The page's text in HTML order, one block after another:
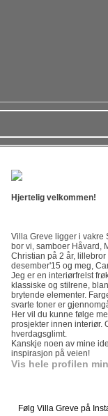
Hjertelig velkommen!
Villa Greve ligger i vakre
bor vi, samboer Håvard,
Christian på 2 år,
desember'15 og meg,
Jeg er en interiørfrelst
klassiske og stilrene,
brytende elementer.
svarte toner er
Her vil du kunne følge
prosjekter innen interiør.
hverdagsglimt.
Kanskje noen av mine
inspirasjon på veien!
Vis hele profilen min
Følg Villa Greve på